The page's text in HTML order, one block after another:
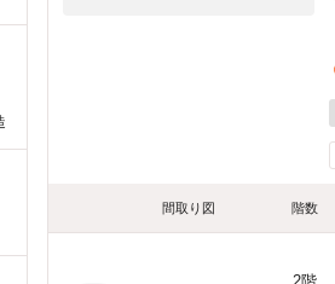
間取り図 階数